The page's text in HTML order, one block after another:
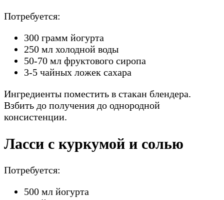
Потребуется:
300 грамм йогурта
250 мл холодной воды
50-70 мл фруктового сиропа
3-5 чайных ложек сахара
Ингредиенты поместить в стакан блендера.
Взбить до получения до однородной
консистенции.
Ласси с куркумой и солью
Потребуется:
500 мл йогурта